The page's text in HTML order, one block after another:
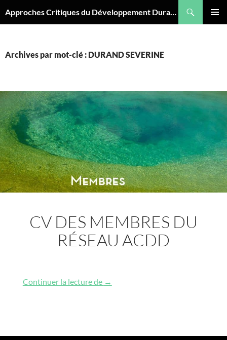
au
Approches Critiques du Développement Durable
Archives par mot-clé : DURAND SEVERINE
CV DES MEMBRES DU
RÉSEAU ACDD
Continuer la lecture de CV des membres du réseau ACDD
→